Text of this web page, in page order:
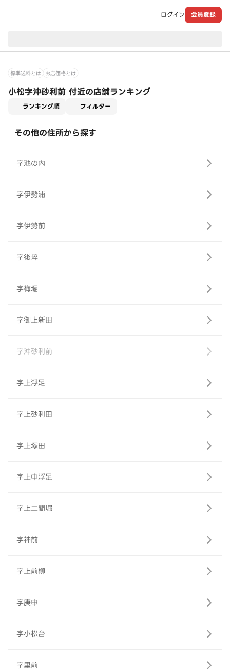
ログイン 会員登録
標準送料とは お店価格とは
小松字沖砂利前 付近の店舗ランキング
ランキング順 フィルター
その他の住所から探す
字池の内
字伊勢浦
字伊勢前
字後埣
字梅堀
字御上新田
字沖砂利前
字上浮足
字上砂利田
字上塚田
字上中浮足
字上二間堀
字神前
字上前柳
字庚申
字小松台
字里前